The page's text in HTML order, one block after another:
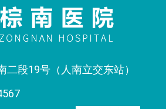
二段19号（人南立交东站）